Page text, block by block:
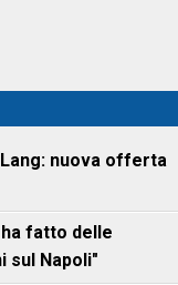
nuova offerta
fatto delle
sul Napoli"